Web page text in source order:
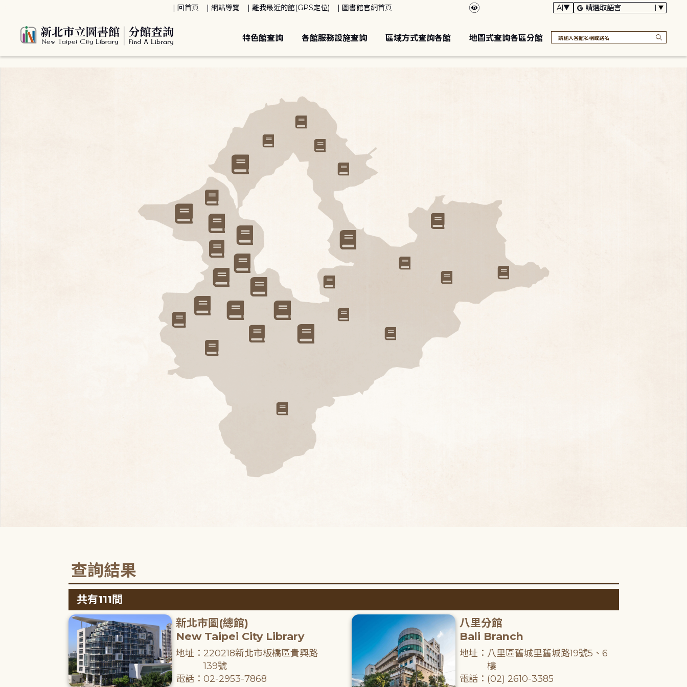
回首頁 網站導覽 離我最近的館(GPS定位) 圖書館官網首頁
特色館查詢 各館服務設施查詢 區域方式查詢各館 地圖式查詢各區分館
查詢結果
共有111間
新北市圖(總館)
New Taipei City Library
地址：220218新北市板橋區貴興路
139號
電話：02-2953-7868
八里分館
Bali Branch
地址：八里區舊城里舊城路19號5、6
樓
電話：(02) 2610-3385